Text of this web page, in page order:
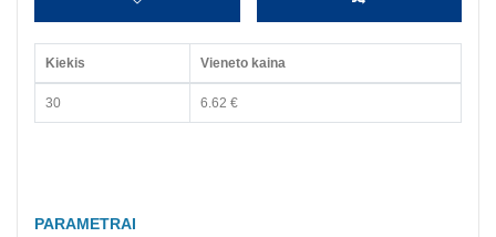
Kiekis Vieneto kaina
30 6.62 €
PARAMETRAI